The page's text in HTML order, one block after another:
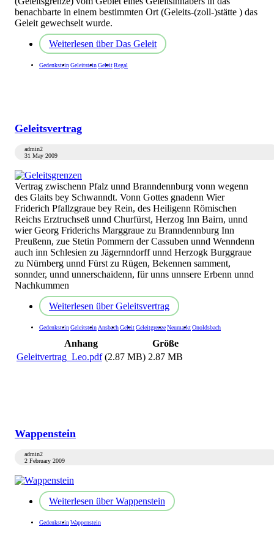
benachbarte in einem bestimmten Ort (Geleits-(zoll-)stätte ) das
Geleit gewechselt wurde.
Weiterlesen über Das Geleit
GedenksteinGeleitsteinGeleitRegal
Geleitsvertrag
admin2
31 May 2009
Vertrag zwischenn Pfalz unnd Branndennburg vonn wegenn
des Glaits bey Schwanndt. Vonn Gottes gnadenn Wier
Friderich Pfallzgraue bey Rein, des Heiligenn Römischen
Reichs Erztruchseß unnd Churfürst, Herzog Inn Bairn, unnd
wier Georg Friderichs Marggraue zu Branndennburg Inn
Preußenn, zue Stetin Pommern der Cassuben unnd Wenndenn
auch inn Schlesien zu Jägernndorff unnd Herzogk Burggraue
zu Nürnberg unnd Fürst zu Rügen, Bekennen samment,
sonnder, unnd unnerschaidenn, für unns unnsere Erbenn unnd
Nachkummen
Weiterlesen über Geleitsvertrag
GedenksteinGeleitstein AnsbachGeleitGeleitgrenzeNeumarktOnoldsbach
Anhang
Größe
Geleitvertrag_Leo.pdf (2.87 MB) 2.87 MB
Wappenstein
admin2
2 February 2009
Weiterlesen über Wappenstein
GedenksteinWappenstein